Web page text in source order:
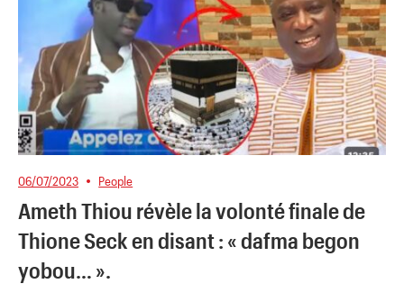
06/07/2023 People
Ameth Thiou révèle la volonté finale de
Thione Seck en disant : « dafma begon
yobou… ».